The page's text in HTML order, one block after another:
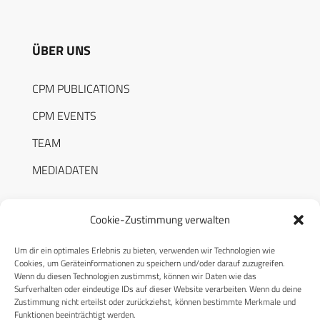
Cookie-Zustimmung verwalten
Um dir ein optimales Erlebnis zu bieten, verwenden wir Technologien wie
Cookies, um Geräteinformationen zu speichern und/oder darauf zuzugreifen.
Wenn du diesen Technologien zustimmst, können wir Daten wie das
Surfverhalten oder eindeutige IDs auf dieser Website verarbeiten. Wenn du deine
Zustimmung nicht erteilst oder zurückziehst, können bestimmte Merkmale und
Funktionen beeinträchtigt werden.
ÜBER UNS
CPM PUBLICATIONS
CPM EVENTS
TEAM
MEDIADATEN
RECHTLICHES
Datenschutzerklärung
Cookie-Richtlinie (EU)